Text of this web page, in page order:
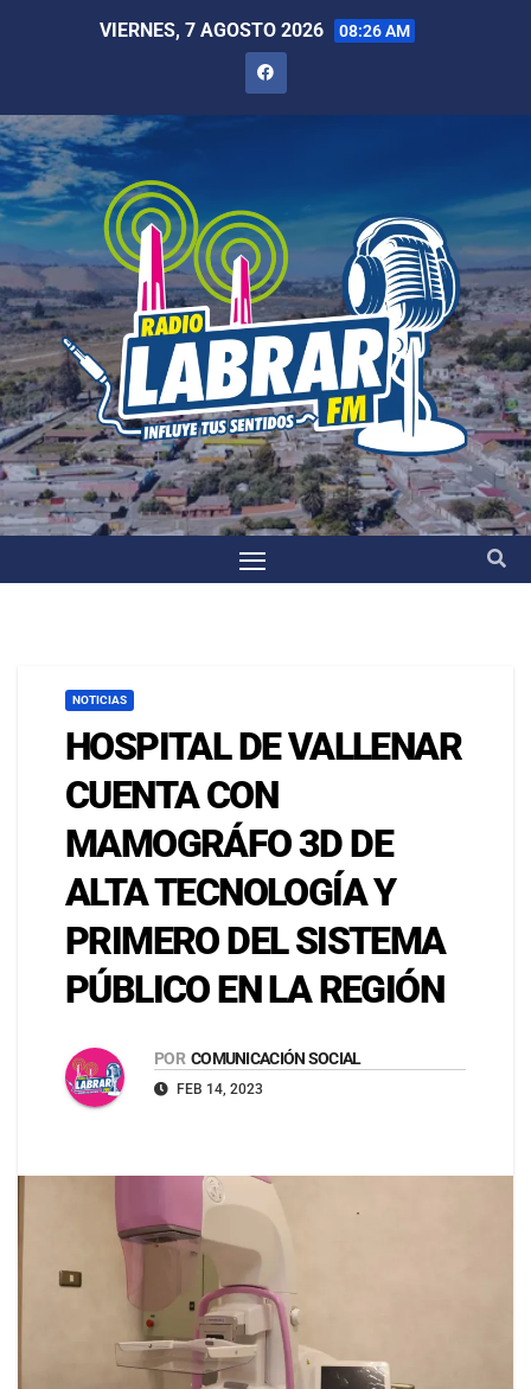
VIERNES, 7 AGOSTO 2026 08:26 AM
NOTICIAS
HOSPITAL DE VALLENAR
CUENTA CON
MAMOGRÁFO 3D DE
ALTA TECNOLOGÍA Y
PRIMERO DEL SISTEMA
PÚBLICO EN LA REGIÓN
POR COMUNICACIÓN SOCIAL
FEB 14, 2023